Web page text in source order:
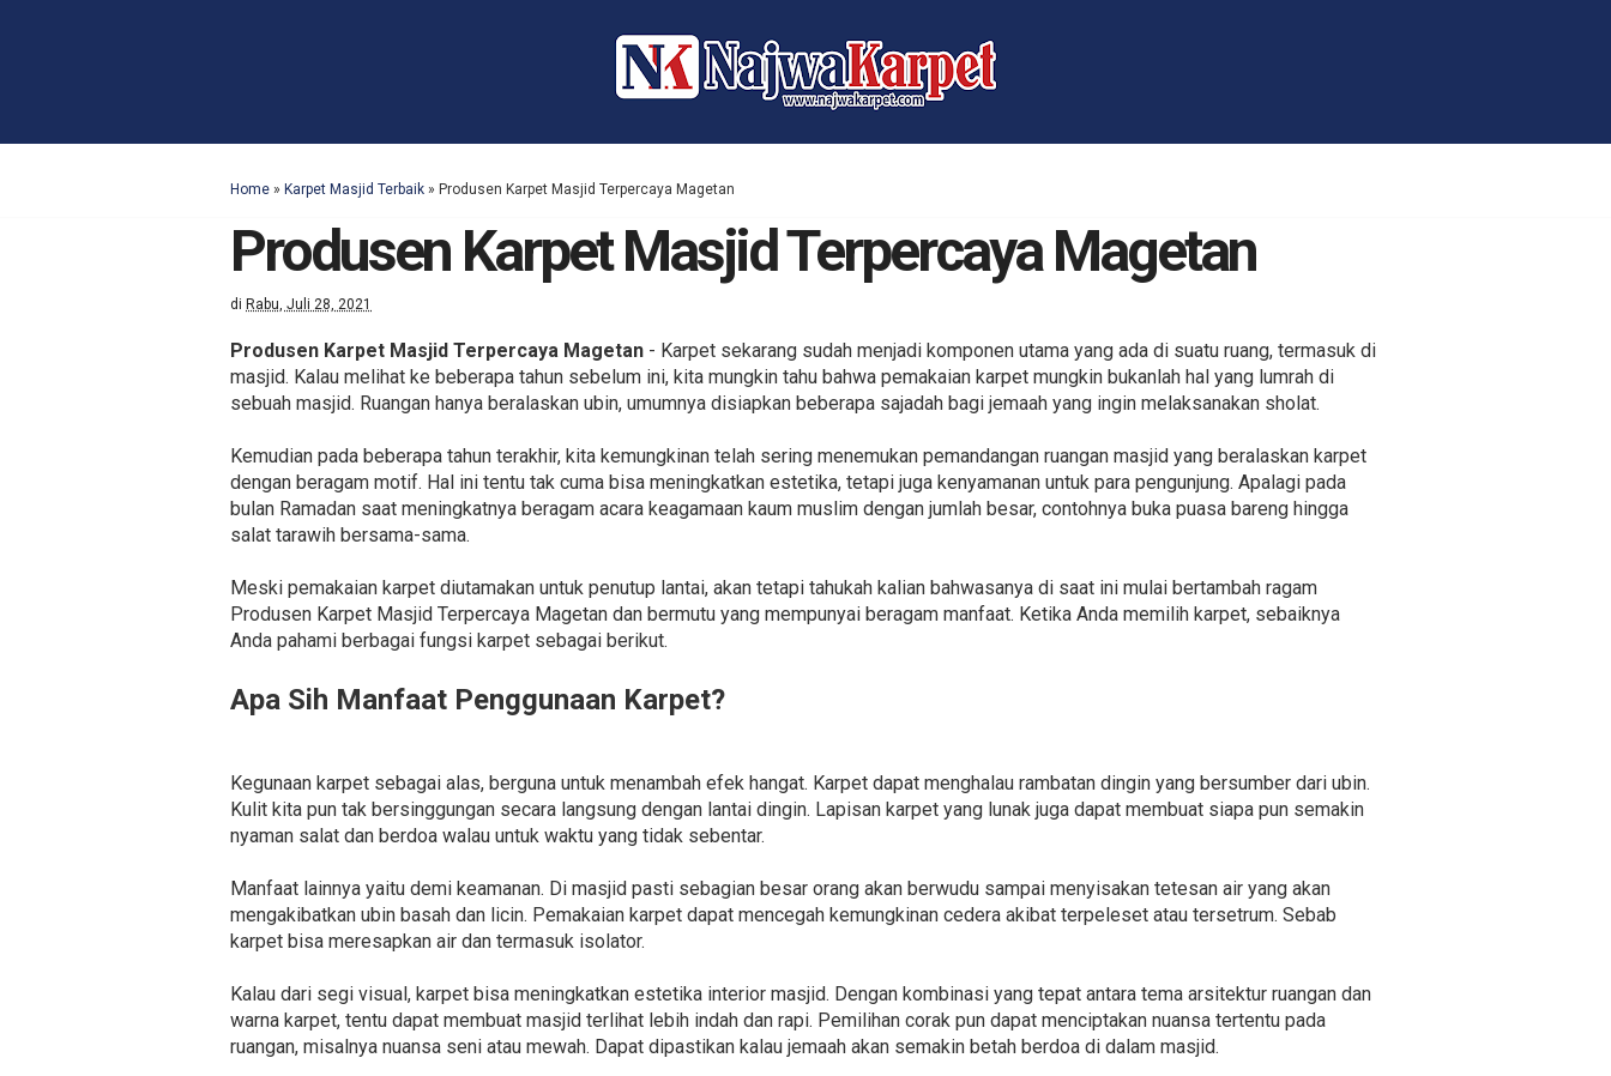
Home » Karpet Masjid Terbaik » Produsen Karpet Masjid Terpercaya Magetan
Produsen Karpet Masjid Terpercaya Magetan
di Rabu, Juli 28, 2021
Produsen Karpet Masjid Terpercaya Magetan - Karpet sekarang sudah menjadi komponen utama yang ada di suatu ruang, termasuk di
masjid. Kalau melihat ke beberapa tahun sebelum ini, kita mungkin tahu bahwa pemakaian karpet mungkin bukanlah hal yang lumrah di
sebuah masjid. Ruangan hanya beralaskan ubin, umumnya disiapkan beberapa sajadah bagi jemaah yang ingin melaksanakan sholat.
Kemudian pada beberapa tahun terakhir, kita kemungkinan telah sering menemukan pemandangan ruangan masjid yang beralaskan karpet
dengan beragam motif. Hal ini tentu tak cuma bisa meningkatkan estetika, tetapi juga kenyamanan untuk para pengunjung. Apalagi pada
bulan Ramadan saat meningkatnya beragam acara keagamaan kaum muslim dengan jumlah besar, contohnya buka puasa bareng hingga
salat tarawih bersama-sama.
Meski pemakaian karpet diutamakan untuk penutup lantai, akan tetapi tahukah kalian bahwasanya di saat ini mulai bertambah ragam
Produsen Karpet Masjid Terpercaya Magetan dan bermutu yang mempunyai beragam manfaat. Ketika Anda memilih karpet, sebaiknya
Anda pahami berbagai fungsi karpet sebagai berikut.
Apa Sih Manfaat Penggunaan Karpet?
Kegunaan karpet sebagai alas, berguna untuk menambah efek hangat. Karpet dapat menghalau rambatan dingin yang bersumber dari ubin.
Kulit kita pun tak bersinggungan secara langsung dengan lantai dingin. Lapisan karpet yang lunak juga dapat membuat siapa pun semakin
nyaman salat dan berdoa walau untuk waktu yang tidak sebentar.
Manfaat lainnya yaitu demi keamanan. Di masjid pasti sebagian besar orang akan berwudu sampai menyisakan tetesan air yang akan
mengakibatkan ubin basah dan licin. Pemakaian karpet dapat mencegah kemungkinan cedera akibat terpeleset atau tersetrum. Sebab
karpet bisa meresapkan air dan termasuk isolator.
Kalau dari segi visual, karpet bisa meningkatkan estetika interior masjid. Dengan kombinasi yang tepat antara tema arsitektur ruangan dan
warna karpet, tentu dapat membuat masjid terlihat lebih indah dan rapi. Pemilihan corak pun dapat menciptakan nuansa tertentu pada
ruangan, misalnya nuansa seni atau mewah. Dapat dipastikan kalau jemaah akan semakin betah berdoa di dalam masjid.